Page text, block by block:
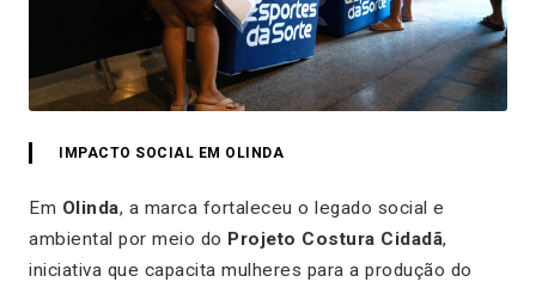
IMPACTO SOCIAL EM OLINDA
Em Olinda, a marca fortaleceu o legado social e
ambiental por meio do Projeto Costura Cidadã,
iniciativa que capacita mulheres para a produção do